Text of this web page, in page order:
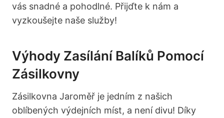
vás snadné a pohodlné. Přijďte k nám a
vyzkoušejte naše služby!
Výhody Zasílání Balíků Pomocí
Zásilkovny
Zásilkovna Jaroměř je jedním z našich
oblíbených výdejních míst, a není divu! Díky